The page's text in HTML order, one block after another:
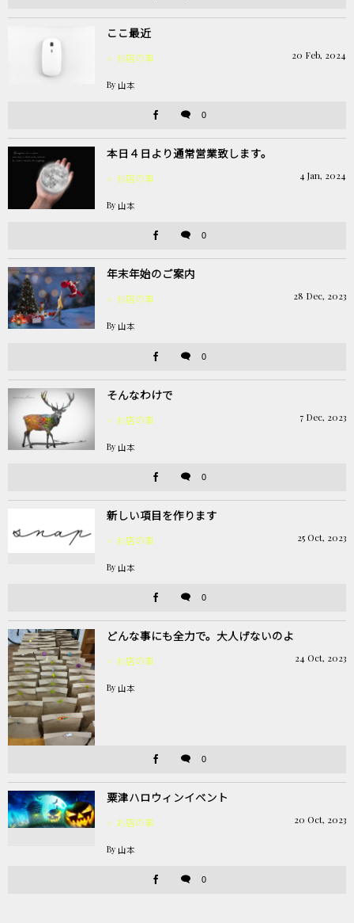
ここ最近
お店の事 20 Feb, 2024
By 山本
0
本日４日より通常営業致します。
お店の事 4 Jan, 2024
By 山本
0
年末年始のご案内
お店の事 28 Dec, 2023
By 山本
0
そんなわけで
お店の事 7 Dec, 2023
By 山本
0
新しい項目を作ります
お店の事 25 Oct, 2023
By 山本
0
どんな事にも全力で。大人げないのよ
お店の事 24 Oct, 2023
By 山本
0
粟津ハロウィンイベント
お店の事 20 Oct, 2023
By 山本
0